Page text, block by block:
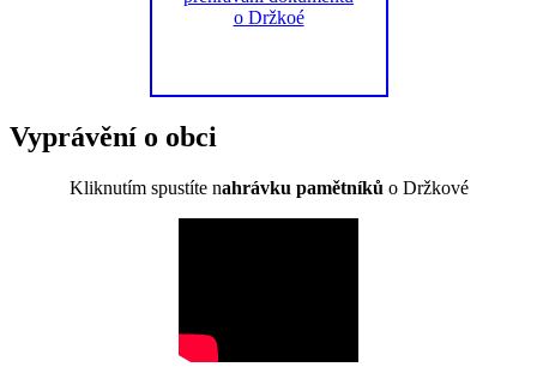
Vyprávění o obci
Kliknutím spustíte nahrávku pamětníků o Držkové